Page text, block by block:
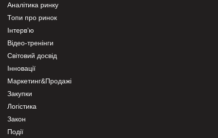
Аналітика ринку
Топи про ринок
Інтерв’ю
Відео-тренінги
Світовий досвід
Інновації
Маркетинг&Продажі
Закупки
Логістика
Закон
Події